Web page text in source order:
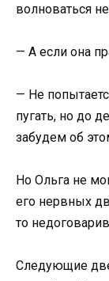
волноваться
— А если она
— Не
пугать, но до
забудем об
Но Ольга не
его нервных
то
Следующие